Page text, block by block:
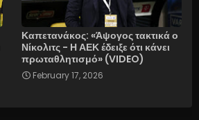
Καπετανάκος: «Άψογος τακτικά ο
Νίκολιτς - Η ΑΕΚ έδειξε ότι κάνει
πρωταθλητισμό» (VIDEO)
February 17, 2026